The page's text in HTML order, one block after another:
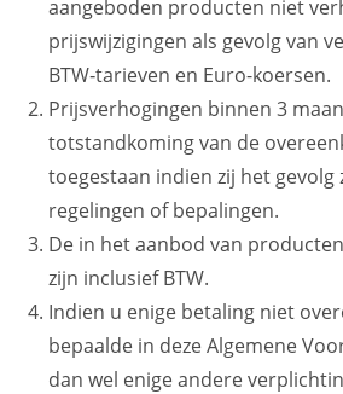
aangeboden producten niet
prijswijzigingen als gevolg van
BTW‑tarieven en Euro-koersen.
Prijsverhogingen binnen 3
totstandkoming van de
toegestaan indien zij het gevolg
regelingen of bepalingen.
De in het aanbod van
zijn inclusief BTW.
Indien u enige betaling niet
bepaalde in deze Algemene
dan wel enige andere